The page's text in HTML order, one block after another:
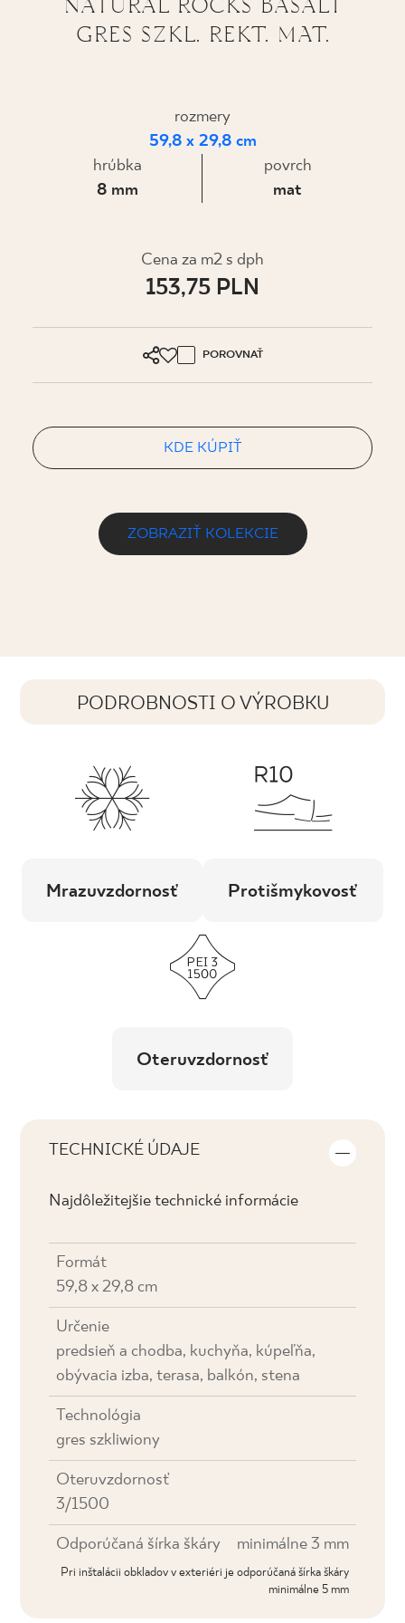
KDE KÚPIŤ
MÔJ PROFIL
EN SK DE UK
GRES SZKL. REKT. MAT.
rozmery
59,8 x 29,8 cm
hrúbka
8 mm
povrch
mat
Cena za m2 s dph
153,75 PLN
POROVNAŤ
KDE KÚPIŤ
ZOBRAZIŤ KOLEKCIE
PODROBNOSTI O VÝROBKU
Mrazuvzdornosť Protišmykovosť
Oteruvzdornosť
TECHNICKÉ ÚDAJE
Najdôležitejšie technické informácie
Formát
59,8 x 29,8 cm
Určenie
predsieň a chodba, kuchyňa, kúpeľňa,
obývacia izba, terasa, balkón, stena
Technológia
gres szkliwiony
Oteruvzdornosť
3/1500
Odporúčaná šírka škáry minimálne 3 mm
Pri inštalácii obkladov v exteriéri je odporúčaná šírka škáry
minimálne 5 mm